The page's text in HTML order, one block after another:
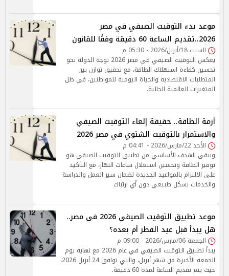
موعد بدء التوقيت الصيفي في مصر
2026..تقديم الساعة 60 دقيقة وفقًا للقانون
السبت 18/أبريل/2026 - 05:30 م
يعكس التوقيت الصيفي في مصر 2026 توجه الدولة نحو
تحسين كفاءة استهلاك الطاقة، مع تحقيق توازن بين
المتطلبات الاقتصادية والحياة اليومية للمواطنين، في ظل
المتغيرات العالمية الحالية.
أزمة الطاقة.. حقيقة إلغاء التوقيت الصيفي
والاستمرار بالتوقيت الشتوي في مصر 2026
الأحد 22/مارس/2026 - 04:41 م
ويبقى الهدف الأساسي من تطبيق التوقيت الصيفي هو
توفير الطاقة وتحسين استغلال ساعات النهار، مع التأكيد
على الالتزام بالمواعيد الجديدة لضمان سير العمل والدراسة
والخدمات بشكل طبيعي دون أي ارتباك
موعد تطبيق التوقيت الصيفي 2026 في مصر..
هل يبدأ قبل عيد الفطر أم بعده؟
الجمعة 06/مارس/2026 - 09:00 م
يبدأ تطبيق التوقيت الصيفي في عام 2026 مع نهاية يوم
الجمعة الأخيرة من شهر أبريل، والتي توافق 24 أبريل 2026،
حيث يتم تقديم الساعة لمدة 60 دقيقة.